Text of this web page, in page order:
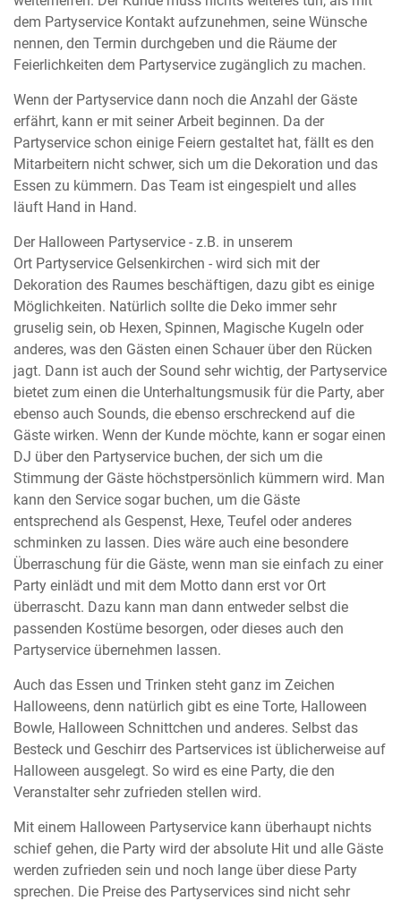
dem Partyservice Kontakt aufzunehmen, seine Wünsche
nennen, den Termin durchgeben und die Räume der
Feierlichkeiten dem Partyservice zugänglich zu machen.
Wenn der Partyservice dann noch die Anzahl der Gäste
erfährt, kann er mit seiner Arbeit beginnen. Da der
Partyservice schon einige Feiern gestaltet hat, fällt es den
Mitarbeitern nicht schwer, sich um die Dekoration und das
Essen zu kümmern. Das Team ist eingespielt und alles
läuft Hand in Hand.
Der Halloween Partyservice - z.B. in unserem
Ort Partyservice Gelsenkirchen - wird sich mit der
Dekoration des Raumes beschäftigen, dazu gibt es einige
Möglichkeiten. Natürlich sollte die Deko immer sehr
gruselig sein, ob Hexen, Spinnen, Magische Kugeln oder
anderes, was den Gästen einen Schauer über den Rücken
jagt. Dann ist auch der Sound sehr wichtig, der Partyservice
bietet zum einen die Unterhaltungsmusik für die Party, aber
ebenso auch Sounds, die ebenso erschreckend auf die
Gäste wirken. Wenn der Kunde möchte, kann er sogar einen
DJ über den Partyservice buchen, der sich um die
Stimmung der Gäste höchstpersönlich kümmern wird. Man
kann den Service sogar buchen, um die Gäste
entsprechend als Gespenst, Hexe, Teufel oder anderes
schminken zu lassen. Dies wäre auch eine besondere
Überraschung für die Gäste, wenn man sie einfach zu einer
Party einlädt und mit dem Motto dann erst vor Ort
überrascht. Dazu kann man dann entweder selbst die
passenden Kostüme besorgen, oder dieses auch den
Partyservice übernehmen lassen.
Auch das Essen und Trinken steht ganz im Zeichen
Halloweens, denn natürlich gibt es eine Torte, Halloween
Bowle, Halloween Schnittchen und anderes. Selbst das
Besteck und Geschirr des Partservices ist üblicherweise auf
Halloween ausgelegt. So wird es eine Party, die den
Veranstalter sehr zufrieden stellen wird.
Mit einem Halloween Partyservice kann überhaupt nichts
schief gehen, die Party wird der absolute Hit und alle Gäste
werden zufrieden sein und noch lange über diese Party
sprechen. Die Preise des Partyservices sind nicht sehr